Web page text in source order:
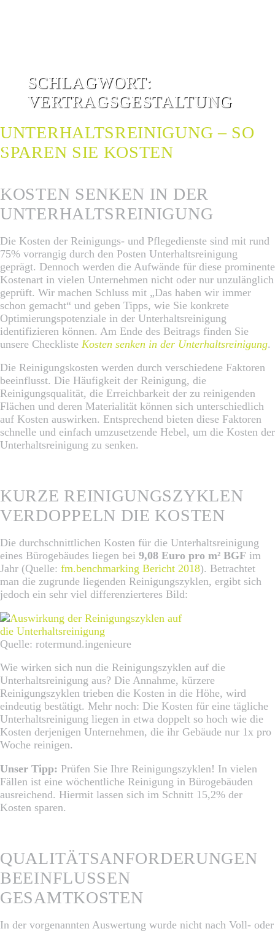
SCHLAGWORT:
VERTRAGSGESTALTUNG
UNTERHALTSREINIGUNG – SO
SPAREN SIE KOSTEN
KOSTEN SENKEN IN DER
UNTERHALTSREINIGUNG
Die Kosten der Reinigungs- und Pflegedienste sind mit rund
75% vorrangig durch den Posten Unterhaltsreinigung
geprägt. Dennoch werden die Aufwände für diese prominente
Kostenart in vielen Unternehmen nicht oder nur unzulänglich
geprüft. Wir machen Schluss mit „Das haben wir immer
schon gemacht“ und geben Tipps, wie Sie konkrete
Optimierungspotenziale in der Unterhaltsreinigung
identifizieren können. Am Ende des Beitrags finden Sie
unsere Checkliste Kosten senken in der Unterhaltsreinigung.
Die Reinigungskosten werden durch verschiedene Faktoren
beeinflusst. Die Häufigkeit der Reinigung, die
Reinigungsqualität, die Erreichbarkeit der zu reinigenden
Flächen und deren Materialität können sich unterschiedlich
auf Kosten auswirken. Entsprechend bieten diese Faktoren
schnelle und einfach umzusetzende Hebel, um die Kosten der
Unterhaltsreinigung zu senken.
KURZE REINIGUNGSZYKLEN
VERDOPPELN DIE KOSTEN
Die durchschnittlichen Kosten für die Unterhaltsreinigung
eines Bürogebäudes liegen bei 9,08 Euro pro m² BGF im
Jahr (Quelle: fm.benchmarking Bericht 2018). Betrachtet
man die zugrunde liegenden Reinigungszyklen, ergibt sich
jedoch ein sehr viel differenzierteres Bild:
Quelle: rotermund.ingenieure
Wie wirken sich nun die Reinigungszyklen auf die
Unterhaltsreinigung aus? Die Annahme, kürzere
Reinigungszyklen trieben die Kosten in die Höhe, wird
eindeutig bestätigt. Mehr noch: Die Kosten für eine tägliche
Unterhaltsreinigung liegen in etwa doppelt so hoch wie die
Kosten derjenigen Unternehmen, die ihr Gebäude nur 1x pro
Woche reinigen.
Unser Tipp: Prüfen Sie Ihre Reinigungszyklen! In vielen
Fällen ist eine wöchentliche Reinigung in Bürogebäuden
ausreichend. Hiermit lassen sich im Schnitt 15,2% der
Kosten sparen.
QUALITÄTSANFORDERUNGEN
BEEINFLUSSEN
GESAMTKOSTEN
In der vorgenannten Auswertung wurde nicht nach Voll- oder